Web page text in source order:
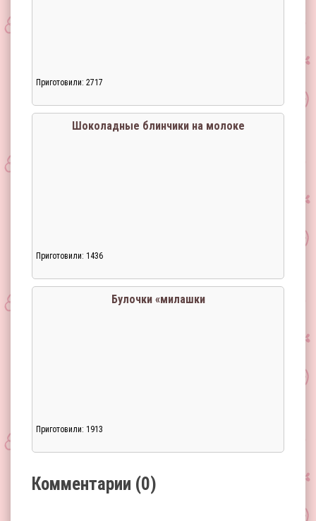
Приготовили: 2717
Шоколадные блинчики на молоке
Приготовили: 1436
Булочки «милашки
Приготовили: 1913
Комментарии (0)